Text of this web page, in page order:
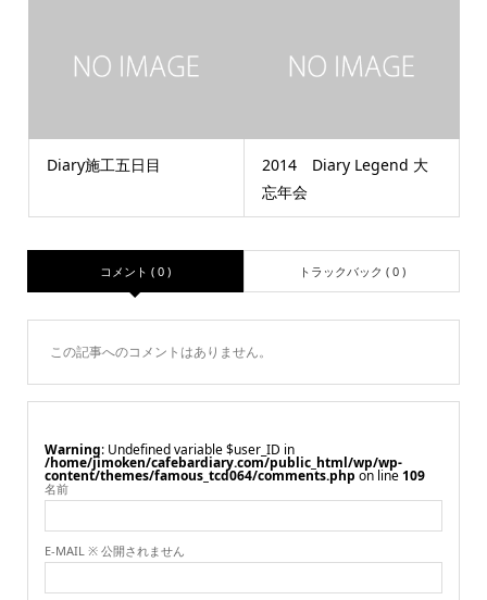
Diary施工五日目
2014 Diary Legend 大
忘年会
コメント ( 0 ) トラックバック ( 0 )
この記事へのコメントはありません。
Warning : Undefined variable $user_ID in
/home/jimoken/cafebardiary.com/public_html/wp/wp-
content/themes/famous_tcd064/comments.php on line109
名前
E-MAIL ※ 公開されません